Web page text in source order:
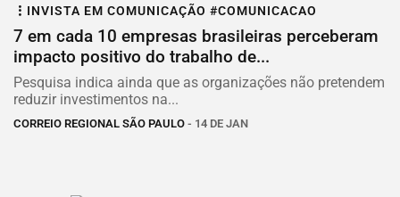
INVISTA EM COMUNICAÇÃO #COMUNICACAO
7 em cada 10 empresas brasileiras perceberam
impacto positivo do trabalho de...
Pesquisa indica ainda que as organizações não pretendem
reduzir investimentos na...
CORREIO REGIONAL SÃO PAULO - 14 DE JAN